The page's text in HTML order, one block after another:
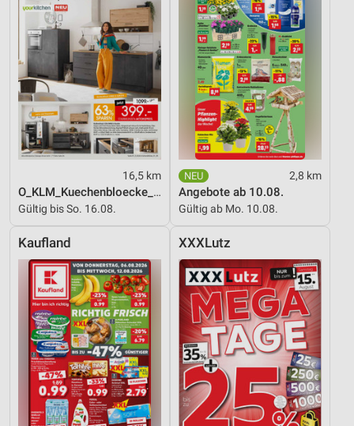
16,5 km
O_KLM_Kuechenbloecke_01_26_ES
Gültig bis So. 16.08.
2,8 km
Angebote ab 10.08.
Gültig ab Mo. 10.08.
Kaufland XXXLutz